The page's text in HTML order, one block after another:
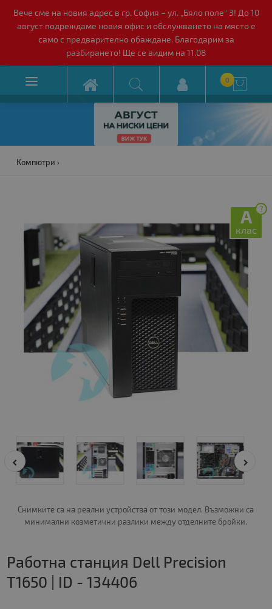
Вече сме на новия адрес в гр. София – ул. „Бяло поле“ 3! До 10
август подреждаме новия офис и обслужването на място е
само с предварително обаждане. Благодарим за
разбирането! Ще се видим на 11.08
 0 
Компютри
?
A
клас
Снимките са на реални устройства от този модел. Възможни са
минимални козметични разлики между отделните бройки.
Работна станция Dell Precision
T1650 | ID - 134406